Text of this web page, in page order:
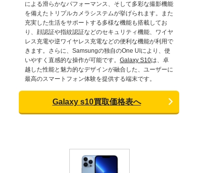
による滑らかなパフォーマンス、そして多彩な撮影機能
を備えたトリプルカメラシステムが挙げられます。また
充実した生活をサポートする多様な機能も搭載してお
り、顔認証や指紋認証などのセキュリティ機能、ワイヤ
レス充電や逆ワイヤレス充電などの便利な機能が利用で
きます。さらに、Samsungの独自のOne UIにより、使
いやすく直感的な操作が可能です。 Galaxy S10は、卓
越した性能と魅力的なデザインが融合した、ユーザーに
最高のスマートフォン体験を提供する端末です。
Galaxy s10買取価格表へ